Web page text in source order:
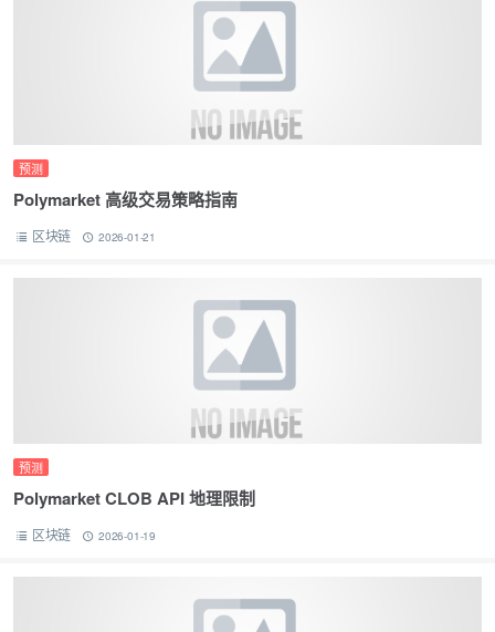
预测
Polymarket 高级交易策略指南
区块链 2026-01-21
预测
Polymarket CLOB API 地理限制
区块链 2026-01-19